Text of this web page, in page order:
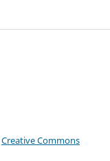
Creative Commons